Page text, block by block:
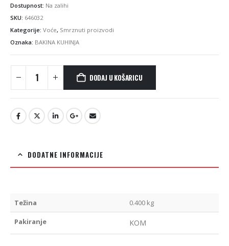
Dostupnost: Na zalihi
SKU: 646032
Kategorije: Voće, Smrznuti proizvodi
Oznaka: BAKINA KUHINJA
DODAJ U KOŠARICU
DODATNE INFORMACIJE
Težina 0.400 kg
Pakiranje KOM